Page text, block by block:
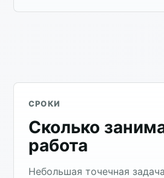
СРОКИ
Сколько
работа
Небольшая точечная